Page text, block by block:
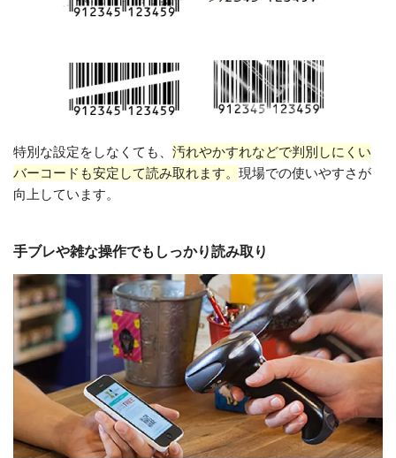
特別な設定をしなくても、 汚れやかすれなどで判別しにくい
バーコードも安定して読み取れます。 現場での使いやすさが
向上しています。
手ブレや雑な操作でもしっかり読み取り